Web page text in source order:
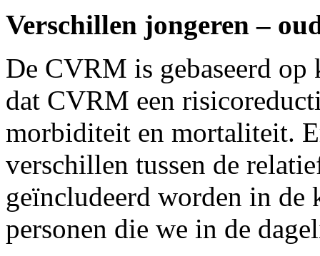
Verschillen jongeren –
De CVRM is gebaseerd
dat CVRM een
morbiditeit en mortaliteit.
verschillen tussen de
geïncludeerd worden in de
personen die we in de